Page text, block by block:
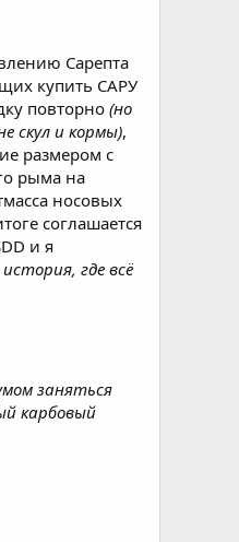
Сарепта
купить САРУ
повторно (но
скул и кормы),
размером с
рыма на
носовых
соглашается
и я
где всё
заняться
карбовый